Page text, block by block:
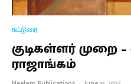
கட்டுரை
குடிகள்ளர் முறை
ராஜாங்கம்